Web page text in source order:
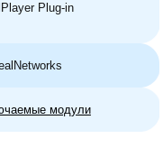
Plug-in
модули